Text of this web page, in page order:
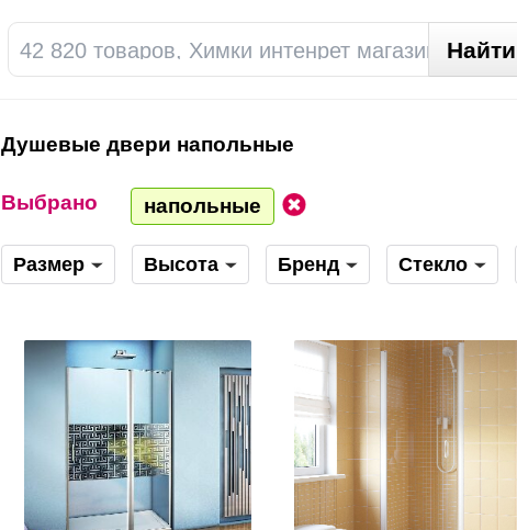
Душевые двери напольные
Выбрано напольные
Размер Высота Бренд Стекло